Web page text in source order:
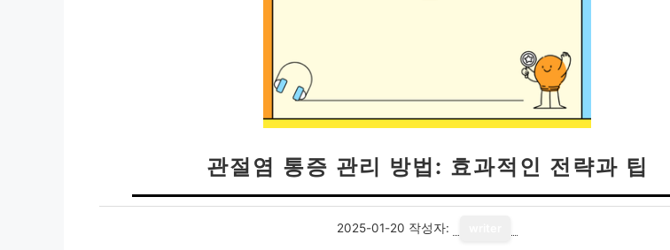
관절염 통증 관리 방법: 효과적인 전략과 팁
2025-01-20 작성자: